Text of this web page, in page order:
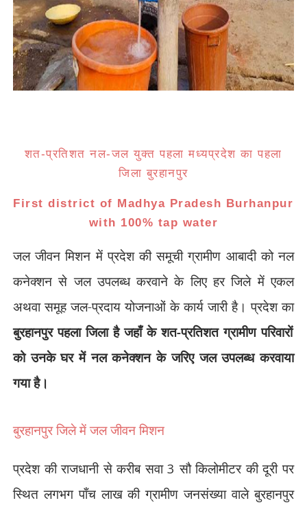
शत-प्रतिशत नल-जल युक्त पहला मध्यप्रदेश का पहला
जिला बुरहानपुर
First district of Madhya Pradesh Burhanpur
with 100% tap water
जल जीवन मिशन में प्रदेश की समूची ग्रामीण आबादी को नल
कनेक्शन से जल उपलब्ध करवाने के लिए हर जिले में एकल
अथवा समूह जल-प्रदाय योजनाओं के कार्य जारी है। प्रदेश का
बुरहानपुर पहला जिला है जहाँ के शत-प्रतिशत ग्रामीण परिवारों
को उनके घर में नल कनेक्शन के जरिए जल उपलब्ध करवाया
गया है।
बुरहानपुर जिले में जल जीवन मिशन
प्रदेश की राजधानी से करीब सवा3 सौ किलोमीटर की दूरी पर
स्थित लगभग पाँच लाख की ग्रामीण जनसंख्या वाले बुरहानपुर